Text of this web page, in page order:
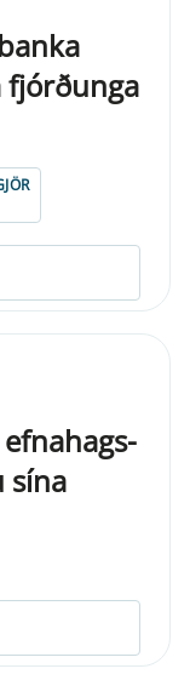
fjórðunga
sína